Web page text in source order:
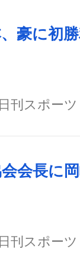
豪に初勝
日刊スポーツ
会長に
日刊スポーツ